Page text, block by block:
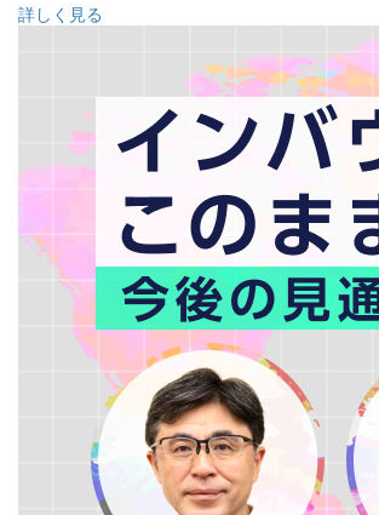
詳しく見る